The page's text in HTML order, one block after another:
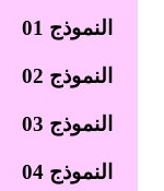
النموذج 01
النموذج 02
النموذج 03
النموذج 04